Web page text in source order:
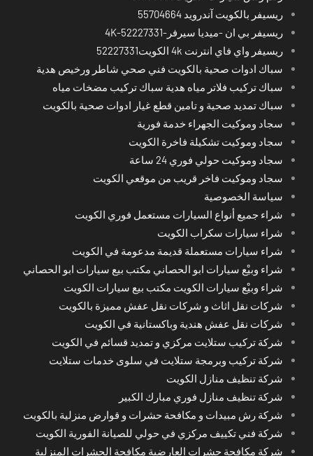
ريسيفر بالكويت آندرويد 55704664
ريسيفر بي ان -ميديا سيرفر-4K-52227331
ريسيفر واي فاي انترنت 4k الكويت52227331
سباك ادوات صحية بالكويت فني صحي شاطر ورخيص هدية
سباك تركيب فلاتر مياه هدية سباك تركيب مضخات مياه
سباك تمديد صحية و تامين قطع غيار ادوات صحية بالكويت
سجاد وموكيت الجهراء خدمة فورية
سجاد وموكيت تشكيلة فاخرة الكويت
سجاد وموكيت حولي فوري 24 ساعة
سجاد وموكيت فاخر قريب من موقعي الكويت
سياسة الخصوصية
شراء جميع أنواع السيارات مستعمل فوري الكويت
شراء سيارات سكراب الكويت
شراء سيارات مستعملة قديمة مدعومة في الكويت
شراء وبيْع سيارات ابو الحصاني مكتب بيع سيارات ابو الحصاني
شراء وبيْع سيارات الكويت مكتب بيع سيارات الكويت
شركات نقل اثاث و شركات نقل عفش مميزة بالكويت
شركات نقل عفش هندية وباكستانية في الكويت
شركة تركيب ستلايت مركزي و تمديد قسائم في الكويت
شركة تركيب وبرمجة ستلايت في سلوى خدمات ستلايت
شركة تنظيف منازل الكويت
شركة تنظيف منازل فوري مبارك الكبير
شركة رش مبيدات و مكافحة حشرات و قوارض منزلية بالكويت
شركة فني تكييف مركزي في حولي للصيانة الفورية الكويت
شركة مكافحة حشرات العارضية مكافحة الحشرات المنزلية